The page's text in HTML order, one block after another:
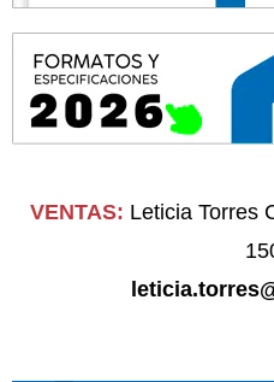
VENTAS: Leticia Torres